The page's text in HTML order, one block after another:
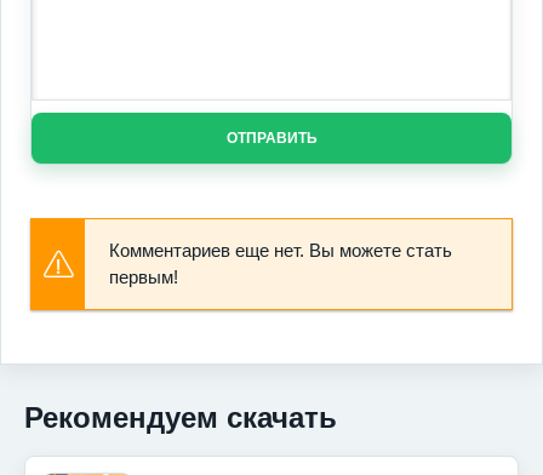
ОТПРАВИТЬ
Комментариев еще нет. Вы можете стать
первым!
Рекомендуем скачать